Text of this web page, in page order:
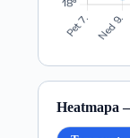
Heatmapa